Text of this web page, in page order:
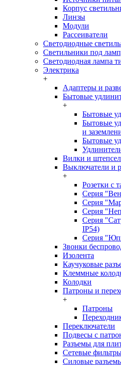
Корпус
Линзы
Модули
Рассеиватели
Светодиодные
Светильники под
Светодиодная лампа
Электрика
+
Адаптеры и
Бытовые
+
Бытовые
Бытовые
и
Бытовые
Вилки и
Выключатели и
+
Розетки с
Серия
Серия
Серия
Серия
IP54)
Серия
Звонки
Изолента
Каучуковые
Клеммные
Колодки
Патроны и
+
Патроны
Переключатели
Подвесы с
Разъемы для
Сетевые
Силовые